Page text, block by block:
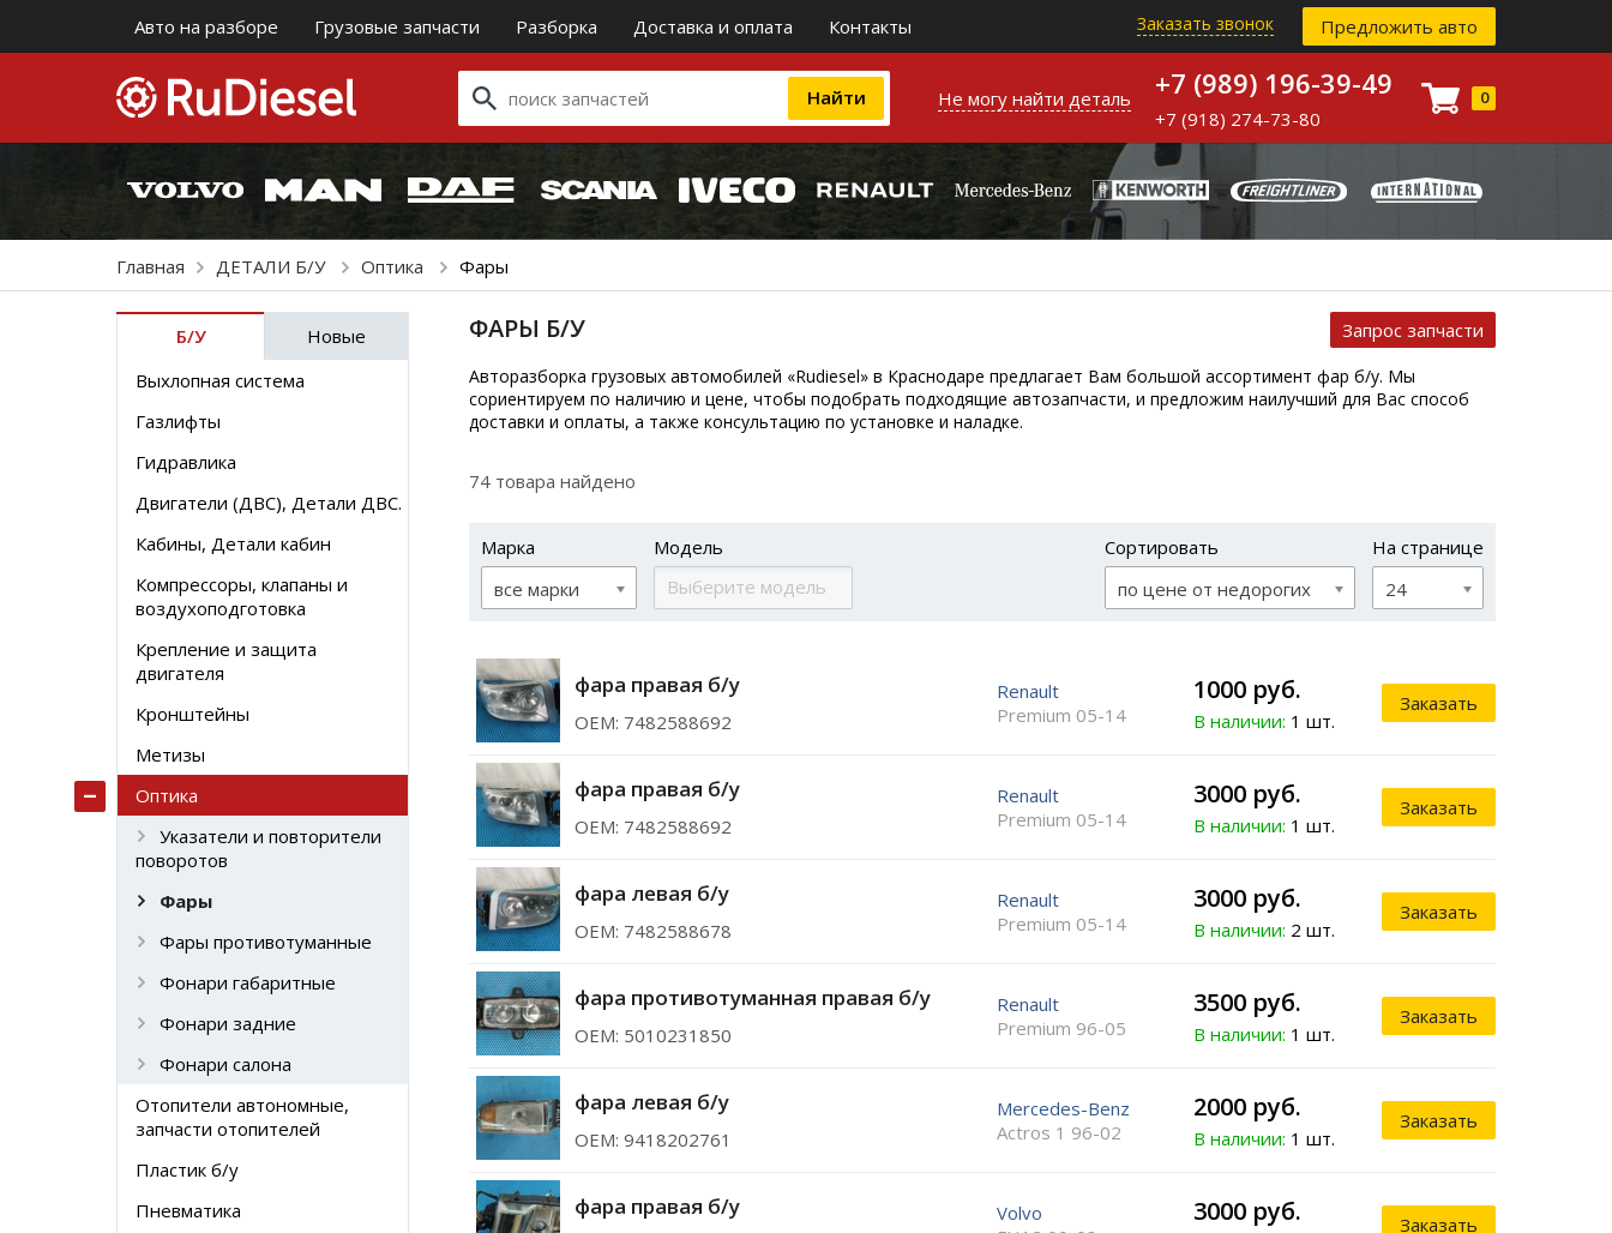
Авто на разборе Грузовые запчасти Разборка Доставка и оплата Контакты Заказать звонок Предложить авто
Не могу найти деталь +7 (989) 196-39-49
+7 (918) 274-73-80
0
Главная ДЕТАЛИ Б/У Оптика Фары
Б/У
Новые
Выхлопная система
Газлифты
Гидравлика
Двигатели (ДВС), Детали ДВС.
Кабины, Детали кабин
Компрессоры, клапаны и
воздухоподготовка
Крепление и защита
двигателя
Кронштейны
Метизы
Оптика
Указатели и повторители
поворотов
Фары
Фары противотуманные
Фонари габаритные
Фонари задние
Фонари салона
Отопители автономные,
запчасти отопителей
Пластик б/у
Пневматика
ФАРЫ Б/У Запрос запчасти
Авторазборка грузовых автомобилей «Rudiesel» в Краснодаре предлагает Вам большой ассортимент фар б/у. Мы
сориентируем по наличию и цене, чтобы подобрать подходящие автозапчасти, и предложим наилучший для Вас способ
доставки и оплаты, а также консультацию по установке и наладке.
74 товара найдено
Марка
все марки
Модель
Сортировать
по цене от недорогих
На странице
24
фара правая б/у
ОЕМ: 7482588692
Renault
Premium 05-14
1000 руб.
В наличии: 1 шт.
Заказать
фара правая б/у
ОЕМ: 7482588692
Renault
Premium 05-14
3000 руб.
В наличии: 1 шт.
Заказать
фара левая б/у
ОЕМ: 7482588678
Renault
Premium 05-14
3000 руб.
В наличии: 2 шт.
Заказать
фара противотуманная правая б/у
ОЕМ: 5010231850
Renault
Premium 96-05
3500 руб.
В наличии: 1 шт.
Заказать
фара левая б/у
ОЕМ: 9418202761
Mercedes-Benz
Actros 1 96-02
2000 руб.
В наличии: 1 шт.
Заказать
фара правая б/у
Volvo
3000 руб. Заказать